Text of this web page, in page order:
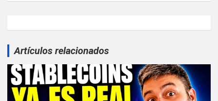
Artículos relacionados